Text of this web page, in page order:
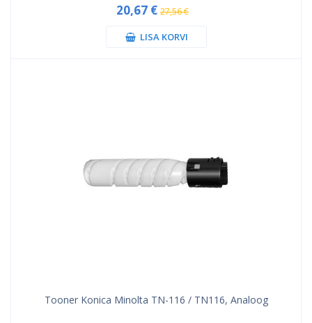
20,67 € 27,56 €
LISA KORVI
Tooner Konica Minolta TN-116 / TN116, Analoog